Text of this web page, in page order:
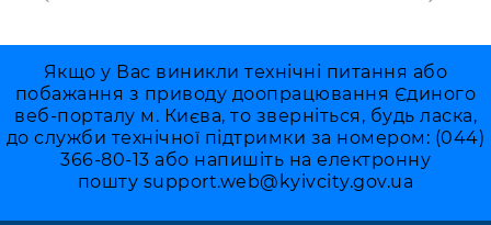
Якщо у Вас виникли технічні питання або
побажання з приводу доопрацювання Єдиного
веб-порталу м. Києва, то зверніться, будь ласка,
до служби технічної підтримки за номером: (044)
366-80-13 або напишіть на електронну
пошту support.web@kyivcity.gov.ua